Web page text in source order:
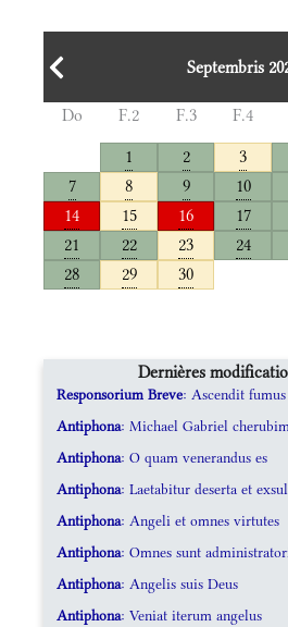
Septembris
Do F.2 F.3 F.4
1
2 3
7
8 9 10
14
15 16 17
21
22 23 24
28
29 30
Dernières
Responsorium Breve: Ascendit
Antiphona: Michael Gabriel cherubim
Antiphona: O quam venerandus es
Antiphona: Laetabitur deserta et
Antiphona: Angeli et omnes virtutes
Antiphona: Omnes sunt
Antiphona: Angelis suis Deus
Antiphona: Veniat iterum angelus